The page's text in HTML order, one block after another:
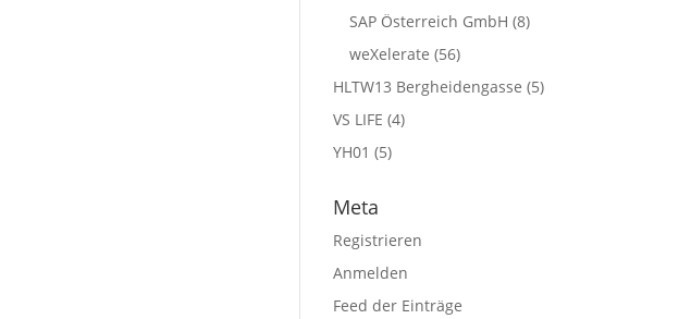
SAP Österreich GmbH (8)
weXelerate (56)
HLTW13 Bergheidengasse (5)
VS LIFE (4)
YH01 (5)
Meta
Registrieren
Anmelden
Feed der Einträge